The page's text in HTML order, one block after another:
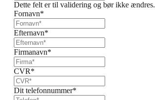
Dette felt er til validering og bør ikke ændres.
Fornavn*
Efternavn*
Firmanavn*
CVR*
Dit telefonnummer*